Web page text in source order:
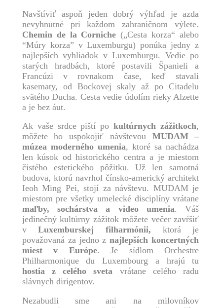
Navštíviť aspoň jeden dobrý výhľad je azda
nevyhnutné pri každom zahraničnom výlete.
Chemin de la Corniche („Cesta korza“ alebo
“Múry korza” v Luxemburgu) ponúka jedny z
najlepších vyhliadok v Luxemburgu. Vedie po
starých hradbách, ktoré postavili Španieli a
Francúzi v rovnakom čase, keď stavali
kasematy, od Bockovej skaly až po Citadelu
svätého Ducha. Cesta vedie údolím rieky Alzette
a je bez áut.
Ak vaše srdce piští pokultúrnych zážitkoch,
môžete ho uspokojiť návštevouMUDAM –
múzea moderného umenia, ktoré sa nachádza
len kúsok od historického centra a je miestom
čistého estetického pôžitku. Už len samotná
budova, ktorú navrhol čínsko-americký architekt
Ieoh Ming Pei, stojí za návštevu. MUDAM je
miestom pre všetky umelecké disciplíny vrátane
maľby, sochárstva a video umenia. Váš
jedinečný kultúrny zážitok môžete večer zavŕšiť
vLuxemburskej filharmónii, ktorá je
považovaná za jedno znajlepších koncertných
miest v Európe. Je sídlom Orchestre
Philharmonique du Luxembourg a hrajú tu
hostia z celého sveta vrátane celého radu
slávnych dirigentov.
Nezabudli sme ani na milovníkov